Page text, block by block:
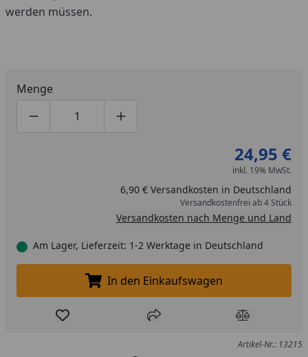
werden müssen.
Menge
Produktmenge um eins verringern
Produktmenge manuell eingeben
Produktmenge um eins erhöhen
24,95 €
inkl. 19% MwSt.
6,90 € Versandkosten in Deutschland
Versandkostenfrei ab 4 Stück
Versandkosten nach Menge und Land
Am Lager, Lieferzeit: 1-2 Werktage in Deutschland
In den Einkaufswagen legen
In den Einkaufswagen
Produkt zur Wunschliste hinzufügen
Teilen Produkt
Artikel-Nr.: 13215